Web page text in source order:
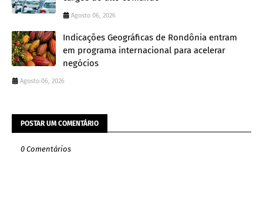
Agosto 06, 2026
Indicações Geográficas de Rondônia entram
em programa internacional para acelerar
negócios
Agosto 06, 2026
POSTAR UM COMENTÁRIO
0 Comentários